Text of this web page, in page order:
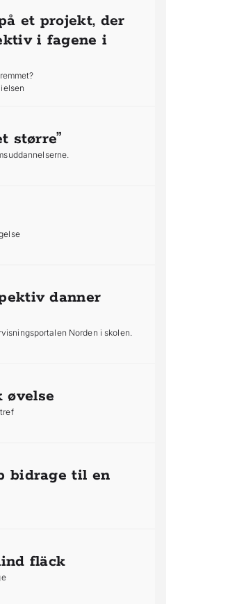
et projekt, der
i fagene i
større”
danner
Norden i skolen.
øvelse
bidrage til en
fläck